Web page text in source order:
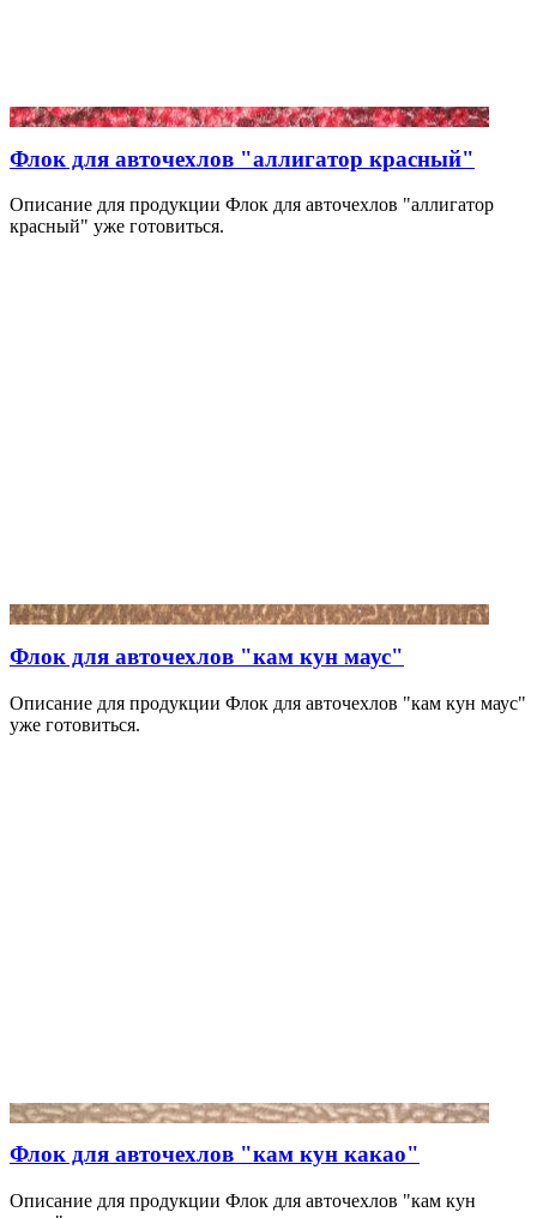
Флок для авточехлов "аллигатор красный"
Описание для продукции Флок для авточехлов "аллигатор
красный" уже готовиться.
Флок для авточехлов "кам кун маус"
Описание для продукции Флок для авточехлов "кам кун маус"
уже готовиться.
Флок для авточехлов "кам кун какао"
Описание для продукции Флок для авточехлов "кам кун